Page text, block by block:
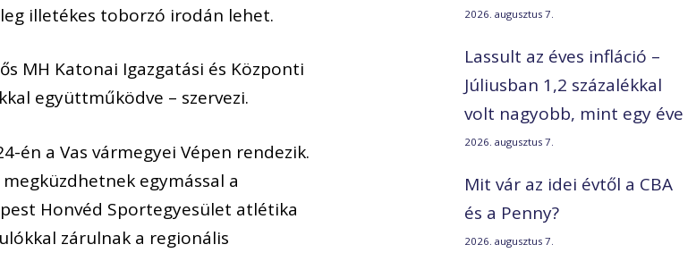
illetékes toborzó irodán lehet.
MH Katonai Igazgatási és Központi
együttműködve – szervezi.
én a Vas vármegyei Vépen rendezik.
egymással a
Honvéd Sportegyesület atlétika
zárulnak a regionális
2026. augusztus 7.
Lassult az éves infláció –
Júliusban 1,2 százalékkal
volt nagyobb, mint egy éve
2026. augusztus 7.
Mit vár az idei évtől a CBA
és a Penny?
2026. augusztus 7.